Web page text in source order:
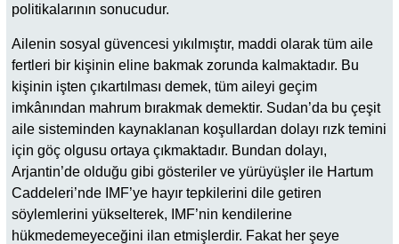
politikalarının sonucudur.
Ailenin sosyal güvencesi yıkılmıştır, maddi olarak tüm aile
fertleri bir kişinin eline bakmak zorunda kalmaktadır. Bu
kişinin işten çıkartılması demek, tüm aileyi geçim
imkânından mahrum bırakmak demektir. Sudan’da bu çeşit
aile sisteminden kaynaklanan koşullardan dolayı rızk temini
için göç olgusu ortaya çıkmaktadır. Bundan dolayı,
Arjantin’de olduğu gibi gösteriler ve yürüyüşler ile Hartum
Caddeleri’nde IMF’ye hayır tepkilerini dile getiren
söylemlerini yükselterek, IMF’nin kendilerine
hükmedemeyeceğini ilan etmişlerdir. Fakat her şeye